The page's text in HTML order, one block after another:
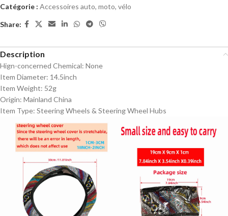
Catégorie : Accessoires auto, moto, vélo
Share:
Description
Hign-concerned Chemical: None
Item Diameter: 14.5inch
Item Weight: 52g
Origin: Mainland China
Item Type: Steering Wheels & Steering Wheel Hubs